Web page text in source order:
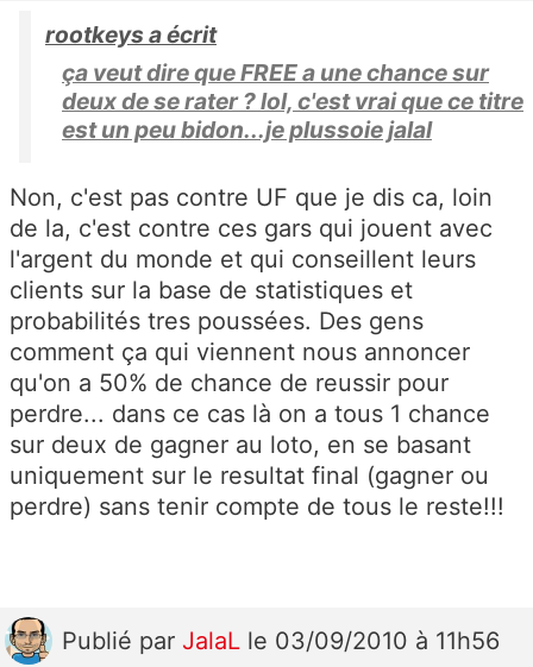
rootkeys a écrit
ça veut dire que FREE a une chance sur
deux de se rater ? lol, c'est vrai que ce titre
est un peu bidon...je plussoie jalal
Non, c'est pas contre UF que je dis ca, loin
de la, c'est contre ces gars qui jouent avec
l'argent du monde et qui conseillent leurs
clients sur la base de statistiques et
probabilités tres poussées. Des gens
comment ça qui viennent nous annoncer
qu'on a 50% de chance de reussir pour
perdre... dans ce cas là on a tous 1 chance
sur deux de gagner au loto, en se basant
uniquement sur le resultat final (gagner ou
perdre) sans tenir compte de tous le reste!!!
Publié par JalaL le 03/09/2010 à 11h56